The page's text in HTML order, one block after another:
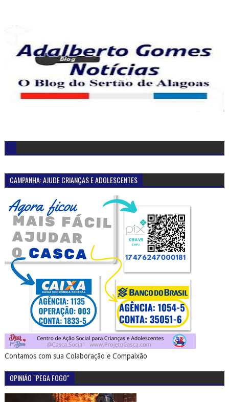
CAMPANHA: AJUDE CRIANÇAS E ADOLESCENTES
Contamos com sua Colaboração e Compaixão
OPINIÃO "PEGA FOGO"